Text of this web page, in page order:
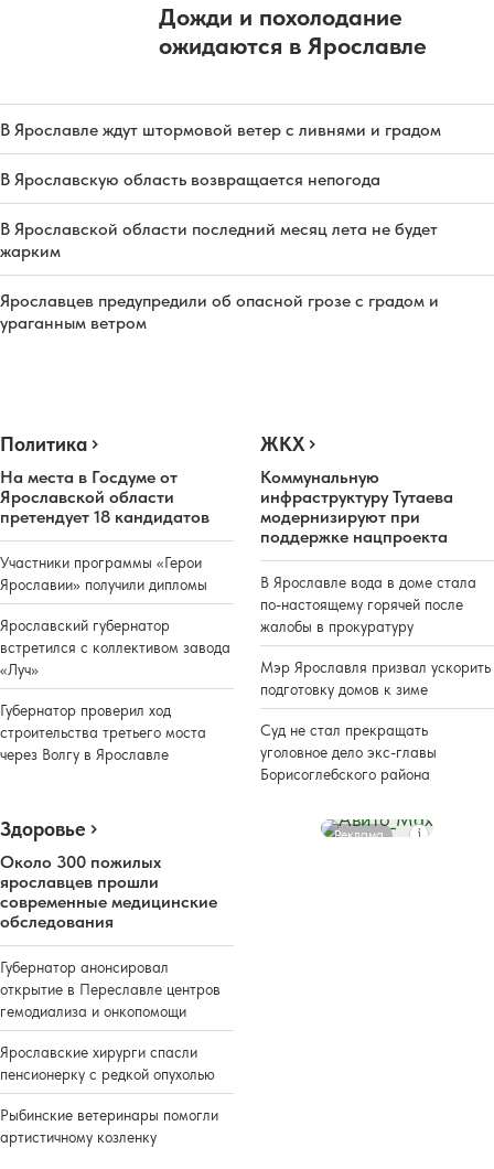
Дожди и похолодание
ожидаются в Ярославле
В Ярославле ждут штормовой ветер с ливнями и градом
В Ярославскую область возвращается непогода
В Ярославской области последний месяц лета не будет
жарким
Ярославцев предупредили об опасной грозе с градом и
ураганным ветром
Политика
На места в Госдуме от
Ярославской области
претендует 18 кандидатов
Участники программы «Герои
Ярославии» получили дипломы
Ярославский губернатор
встретился с коллективом завода
«Луч»
Губернатор проверил ход
строительства третьего моста
через Волгу в Ярославле
ЖКХ
Коммунальную
инфраструктуру Тутаева
модернизируют при
поддержке нацпроекта
В Ярославле вода в доме стала
по-настоящему горячей после
жалобы в прокуратуру
Мэр Ярославля призвал ускорить
подготовку домов к зиме
Суд не стал прекращать
уголовное дело экс-главы
Борисоглебского района
Здоровье
Около 300 пожилых
ярославцев прошли
современные медицинские
обследования
Губернатор анонсировал
открытие в Переславле центров
гемодиализа и онкопомощи
Ярославские хирурги спасли
пенсионерку с редкой опухолью
Рыбинские ветеринары помогли
артистичному козленку
Реклама